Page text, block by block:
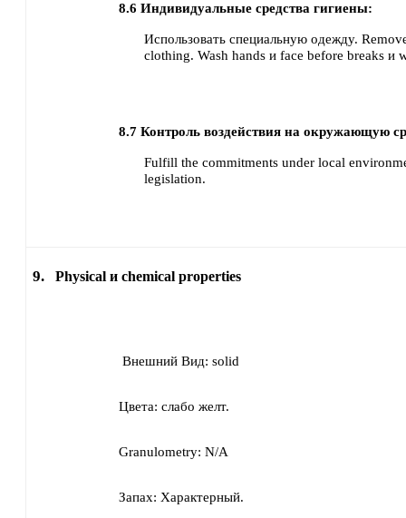
8.6 Индивидуальные средства гигиены:
Использовать специальную одежду.
clothing. Wash hands и face before breaks и
8.7 Контроль воздействия на окружающую
Fulfill the commitments under local
legislation.
9. Physical и chemical properties
Внешний Вид: solid
Цвета: слабо желт.
Granulometry: N/A
Запах: Характерный.